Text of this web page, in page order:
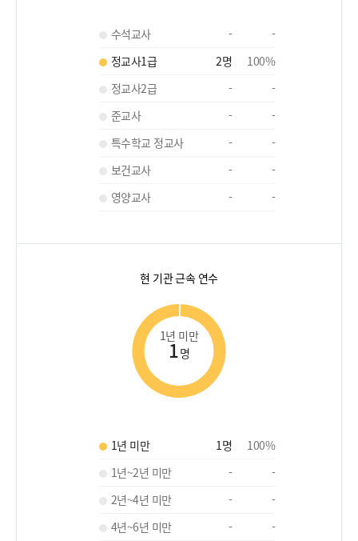
수석교사 -
-
정교사1급
2명 100%
정교사2급
-
-
준교사
-
-
특수학교 정교사
-
-
보건교사
-
-
영양교사
- -
현 기관 근속 연수
1년 미만
1명
1년 미만 1명 100%
1년~2년 미만
-
-
2년~4년 미만
-
-
4년~6년 미만
-
-